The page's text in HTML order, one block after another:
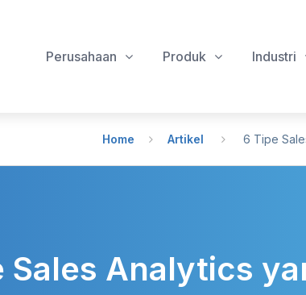
Perusahaan Produk Industri
Home Artikel 6 Tipe
Sales Analytics